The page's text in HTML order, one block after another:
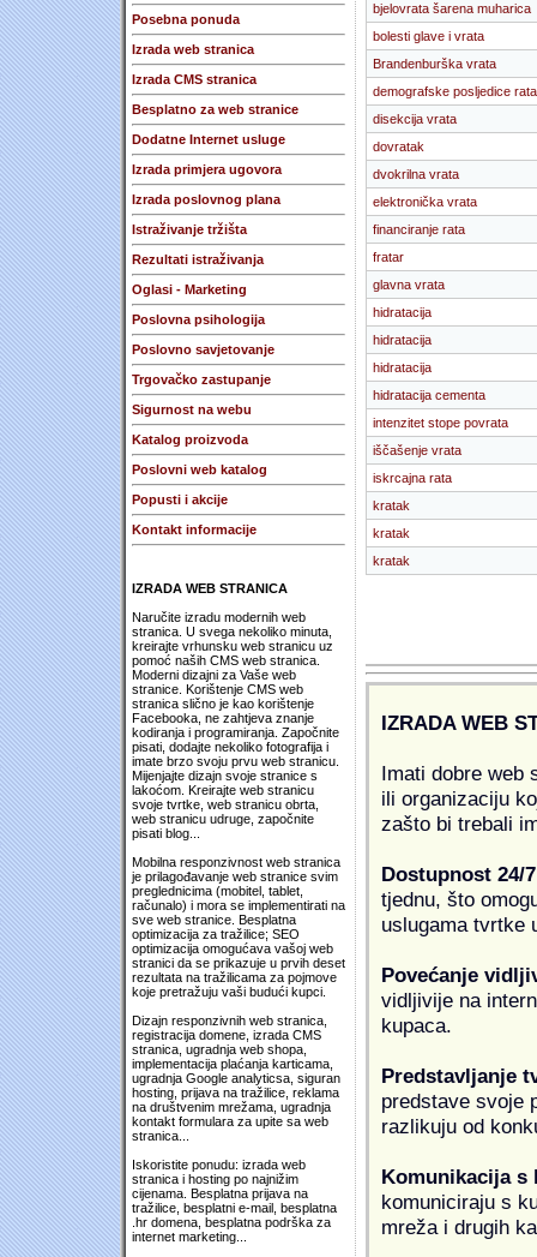
Posebna ponuda
Izrada web stranica
Izrada CMS stranica
Besplatno za web stranice
Dodatne Internet usluge
Izrada primjera ugovora
Izrada poslovnog plana
Istraživanje tržišta
Rezultati istraživanja
Oglasi - Marketing
Poslovna psihologija
Poslovno savjetovanje
Trgovačko zastupanje
Sigurnost na webu
Katalog proizvoda
Poslovni web katalog
Popusti i akcije
Kontakt informacije
IZRADA WEB STRANICA
Naručite izradu modernih web
stranica. U svega nekoliko minuta,
kreirajte vrhunsku web stranicu uz
pomoć naših CMS web stranica.
Moderni dizajni za Vaše web
stranice. Korištenje CMS web
stranica slično je kao korištenje
Facebooka, ne zahtjeva znanje
kodiranja i programiranja. Započnite
pisati, dodajte nekoliko fotografija i
imate brzo svoju prvu web stranicu.
Mijenjajte dizajn svoje stranice s
lakoćom. Kreirajte web stranicu
svoje tvrtke, web stranicu obrta,
web stranicu udruge, započnite
pisati blog...
Mobilna responzivnost web stranica
je prilagođavanje web stranice svim
preglednicima (mobitel, tablet,
računalo) i mora se implementirati na
sve web stranice. Besplatna
optimizacija za tražilice; SEO
optimizacija omogućava vašoj web
stranici da se prikazuje u prvih deset
rezultata na tražilicama za pojmove
koje pretražuju vaši budući kupci.
Dizajn responzivnih web stranica,
registracija domene, izrada CMS
stranica, ugradnja web shopa,
implementacija plaćanja karticama,
ugradnja Google analyticsa, siguran
hosting, prijava na tražilice, reklama
na društvenim mrežama, ugradnja
kontakt formulara za upite sa web
stranica...
Iskoristite ponudu: izrada web
stranica i hosting po najnižim
cijenama. Besplatna prijava na
tražilice, besplatni e-mail, besplatna
.hr domena, besplatna podrška za
internet marketing...
bjelovrata šarena muharica
bolesti glave i vrata
Brandenburška vrata
demografske posljedice rata
disekcija vrata
dovratak
dvokrilna vrata
elektronička vrata
financiranje rata
fratar
glavna vrata
hidratacija
hidratacija
hidratacija
hidratacija cementa
intenzitet stope povrata
iščašenje vrata
iskrcajna rata
kratak
kratak
kratak
IZRADA WEB
Imati dobre web
ili organizaciju
zašto bi trebali
Dostupnost 24/7
tjednu, što
uslugama tvrtke
Povećanje
vidljivije na
kupaca.
Predstavljanje
predstave svoje
razlikuju od
Komunikacija s
komuniciraju s
mreža i drugih